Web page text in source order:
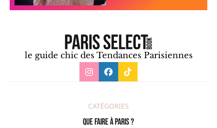
le guide chic des Tendances Parisiennes
CATÉGORIES
Que faire à Paris ?